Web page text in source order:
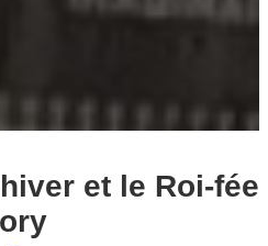
et le Roi-fée